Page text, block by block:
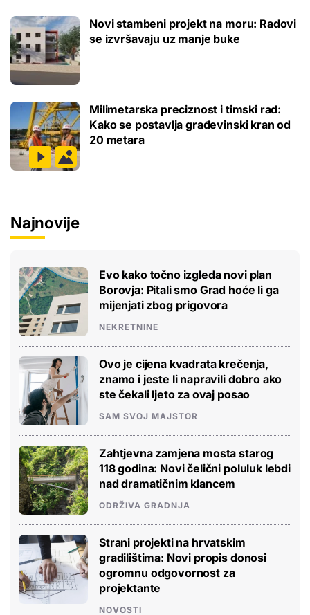
Novi stambeni projekt na moru: Radovi
se izvršavaju uz manje buke
Milimetarska preciznost i timski rad:
Kako se postavlja građevinski kran od
20 metara
Najnovije
Evo kako točno izgleda novi plan
Borovja: Pitali smo Grad hoće li ga
mijenjati zbog prigovora
NEKRETNINE
Ovo je cijena kvadrata krečenja,
znamo i jeste li napravili dobro ako
ste čekali ljeto za ovaj posao
SAM SVOJ MAJSTOR
Zahtjevna zamjena mosta starog
118 godina: Novi čelični poluluk lebdi
nad dramatičnim klancem
ODRŽIVA GRADNJA
Strani projekti na hrvatskim
gradilištima: Novi propis donosi
ogromnu odgovornost za
projektante
NOVOSTI